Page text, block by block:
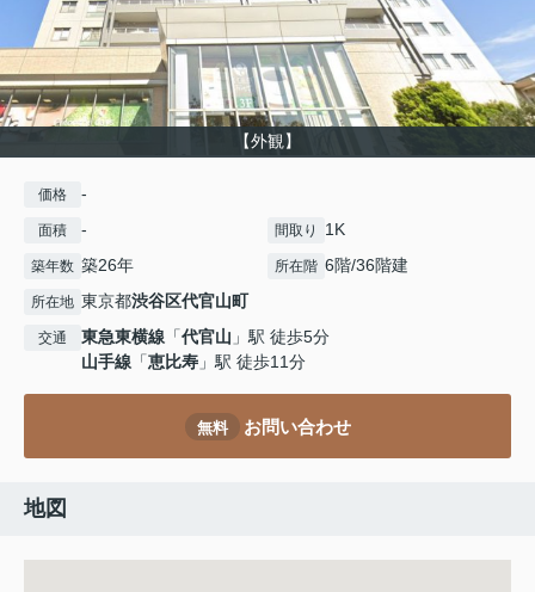
【外観】
価格 -
面積 - 間取り 1K
築年数 築26年 所在階 6階/36階建
所在地 東京都渋谷区代官山町
交通 東急東横線 「代官山 」駅 徒歩5分
山手線 「恵比寿 」駅 徒歩11分
無料 お問い合わせ
地図